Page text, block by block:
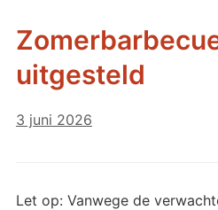
uitgesteld
3 juni 2026
Let op: Vanwege de